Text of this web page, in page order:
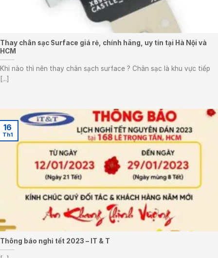
Thay chân sạc Surface giá rẻ, chính hãng, uy tín tại Hà Nội và
HCM
Khi nào thì nên thay chân sạch surface ? Chân sạc là khu vực tiếp
[...]
Thông báo nghỉ tết 2023 – IT & T
16
Th1